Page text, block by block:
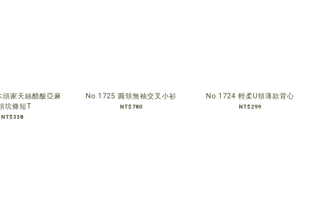
家天絲醋酸亞麻
坑條短T
NT$338
No.1725 圓領無袖交叉小衫
NT$780
No.1724 輕柔U領薄款背心
NT$299